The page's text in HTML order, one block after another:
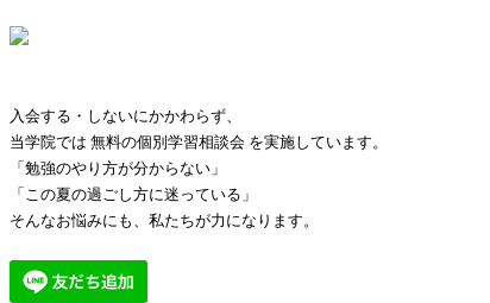
入会する・しないにかかわらず、
当学院では 無料の個別学習相談会 を実施しています。
「勉強のやり方が分からない」
「この夏の過ごし方に迷っている」
そんなお悩みにも、私たちが力になります。